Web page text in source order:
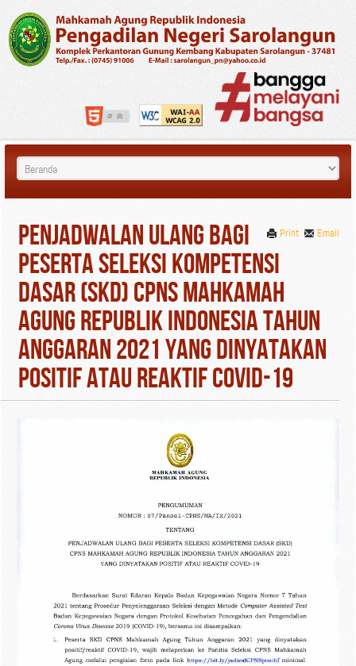
Email
Print
Penjadwalan Ulang bagi
Peserta Seleksi Kompetensi
Dasar (SKD) CPNS Mahkamah
Agung Republik Indonesia Tahun
Anggaran 2021 yang Dinyatakan
Positif atau Reaktif Covid-19